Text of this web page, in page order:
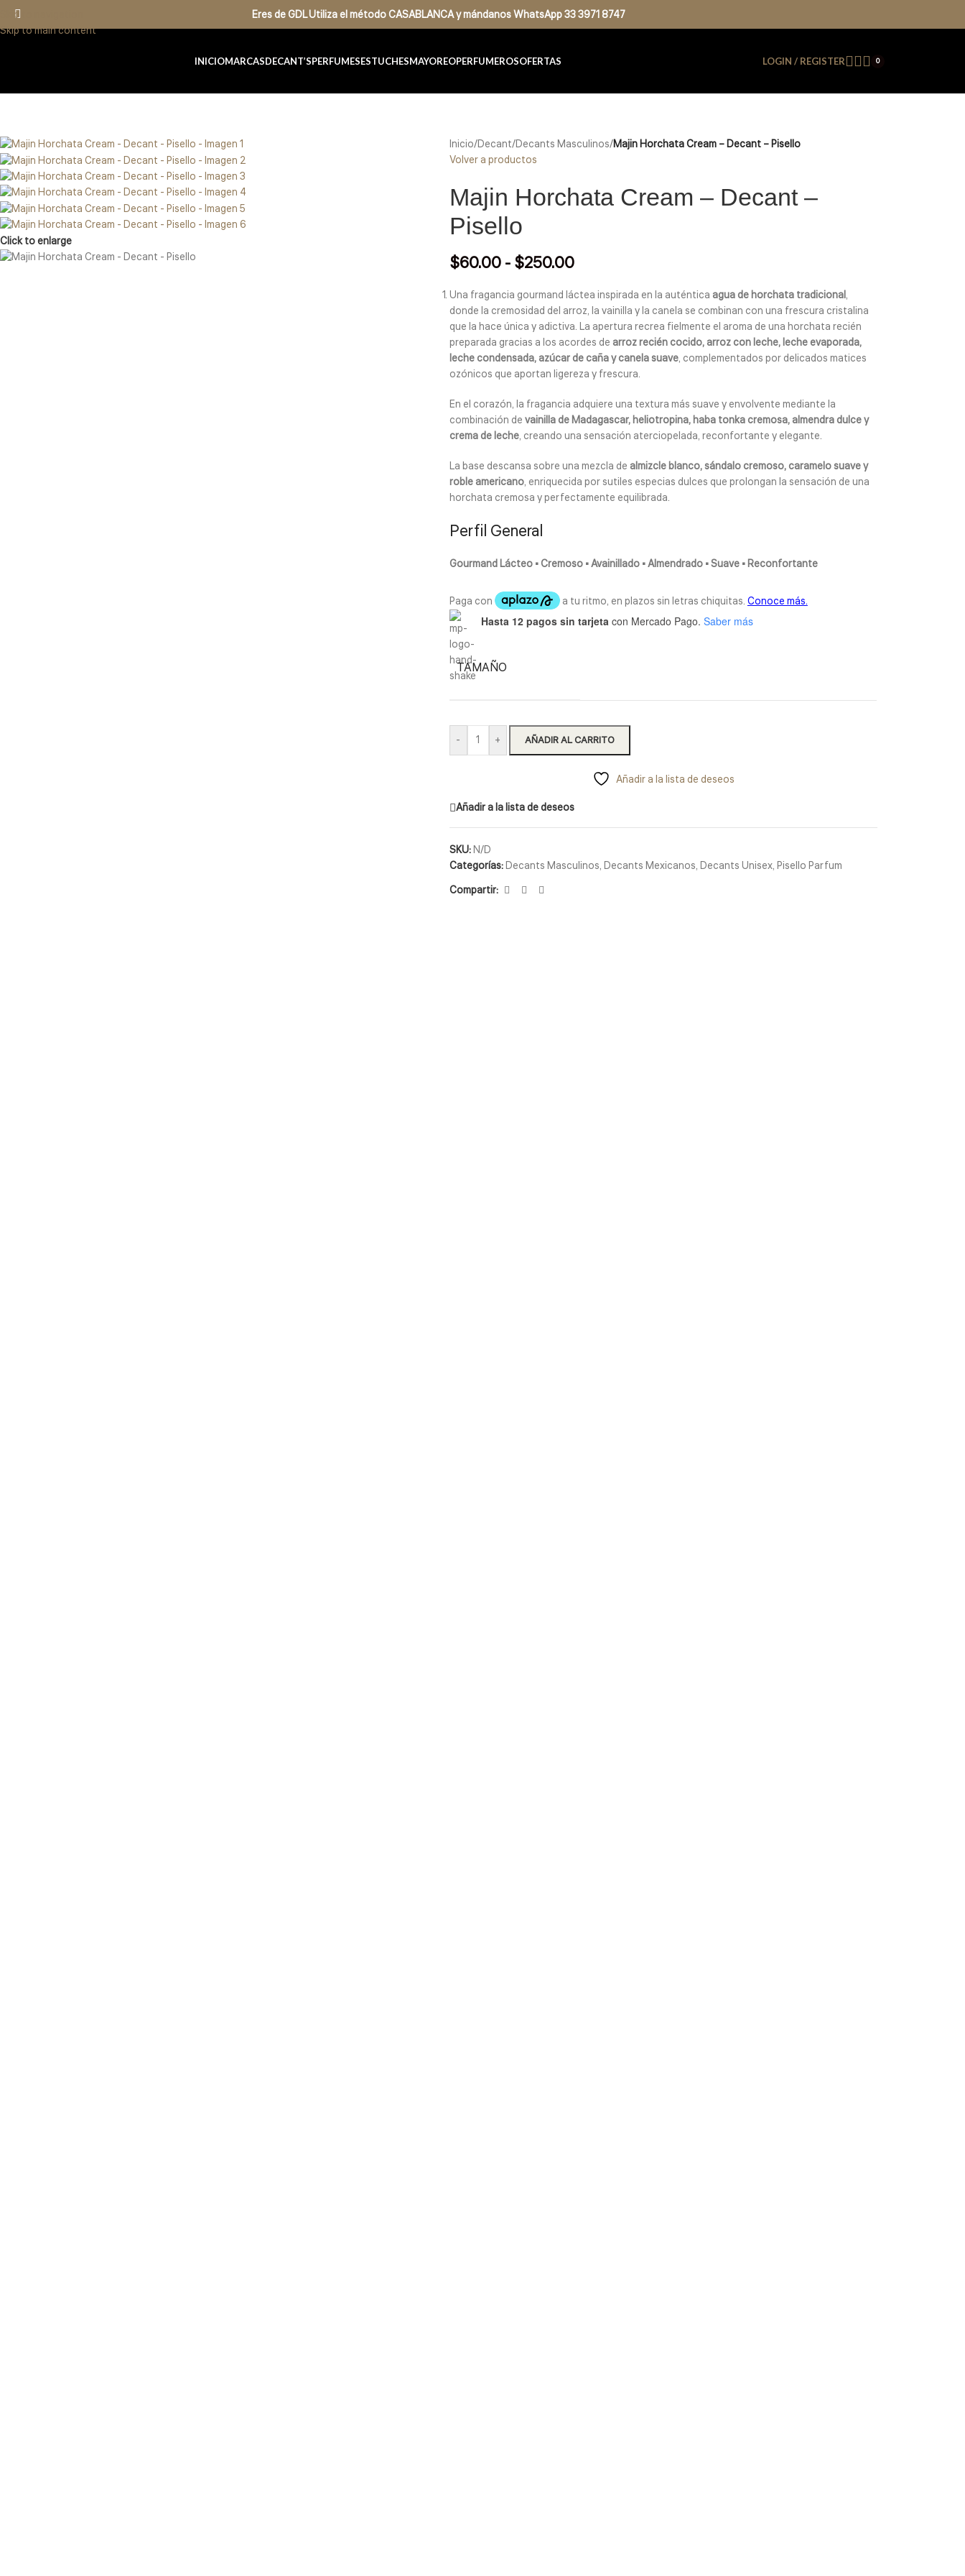
Skip to navigation
Skip to main content
Eres de GDL Utiliza el método CASABLANCAymándanosWhatsApp 33 3971 8747
INICIOMARCASDECANT’SPERFUMESESTUCHESMAYOREOPERFUMEROSOFERTAS LOGIN / REGISTER 0
Click to enlarge
Inicio/Decant/Decants Masculinos/Majin Horchata Cream – Decant – Pisello
Volver a productos
Majin Horchata Cream – Decant –
Pisello
$60.00-$250.00
Una fragancia gourmand láctea inspirada en la auténtica agua de horchata tradicional,
donde la cremosidad del arroz, la vainilla y la canela se combinan con una frescura cristalina
que la hace única y adictiva. La apertura recrea fielmente el aroma de una horchata recién
preparada gracias a los acordes de arroz recién cocido, arroz con leche, leche evaporada,
leche condensada, azúcar de caña y canela suave, complementados por delicados matices
ozónicos que aportan ligereza y frescura.
En el corazón, la fragancia adquiere una textura más suave y envolvente mediante la
combinación de vainilla de Madagascar, heliotropina, haba tonka cremosa, almendra dulce y
crema de leche, creando una sensación aterciopelada, reconfortante y elegante.
La base descansa sobre una mezcla de almizcle blanco, sándalo cremoso, caramelo suave y
roble americano, enriquecida por sutiles especias dulces que prolongan la sensación de una
horchata cremosa y perfectamente equilibrada.
Perfil General
Gourmand Lácteo • Cremoso • Avainillado • Almendrado • Suave • Reconfortante
Hasta 12 pagos sin tarjeta con Mercado Pago. Saber más
TAMAÑO
- + AÑADIR AL CARRITO
Añadir a la lista de deseos
Añadir a la lista de deseos
SKU:N/D
Categorías:Decants Masculinos, Decants Mexicanos, Decants Unisex, Pisello Parfum
Compartir: